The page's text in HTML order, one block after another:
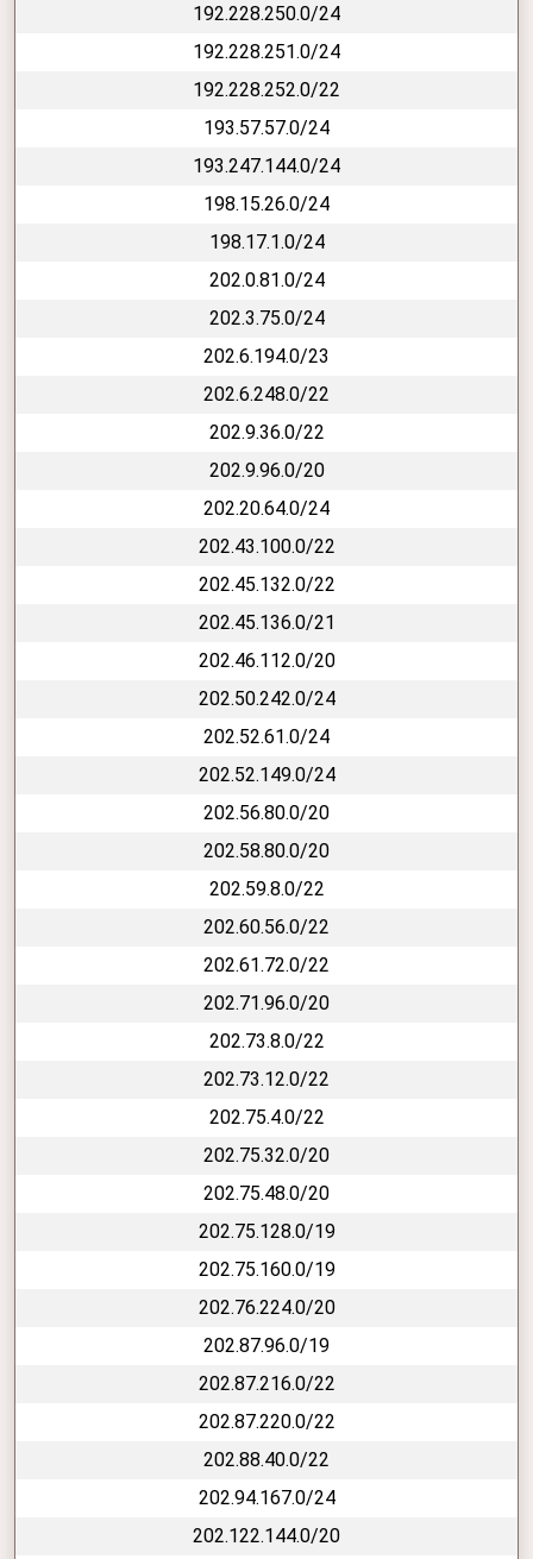
192.228.250.0/24
192.228.251.0/24
192.228.252.0/22
193.57.57.0/24
193.247.144.0/24
198.15.26.0/24
198.17.1.0/24
202.0.81.0/24
202.3.75.0/24
202.6.194.0/23
202.6.248.0/22
202.9.36.0/22
202.9.96.0/20
202.20.64.0/24
202.43.100.0/22
202.45.132.0/22
202.45.136.0/21
202.46.112.0/20
202.50.242.0/24
202.52.61.0/24
202.52.149.0/24
202.56.80.0/20
202.58.80.0/20
202.59.8.0/22
202.60.56.0/22
202.61.72.0/22
202.71.96.0/20
202.73.8.0/22
202.73.12.0/22
202.75.4.0/22
202.75.32.0/20
202.75.48.0/20
202.75.128.0/19
202.75.160.0/19
202.76.224.0/20
202.87.96.0/19
202.87.216.0/22
202.87.220.0/22
202.88.40.0/22
202.94.167.0/24
202.122.144.0/20